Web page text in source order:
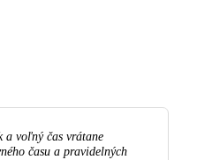
a voľný čas vrátane
času a pravidelných